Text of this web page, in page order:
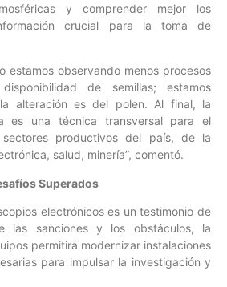
y comprender mejor los
crucial para la toma de
estamos observando menos procesos
de semillas; estamos
alteración es del polen. Al final, la
es una técnica transversal para el
productivos del país, de la
salud, minería”, comentó.
Superados
electrónicos es un testimonio de
las sanciones y los obstáculos, la
permitirá modernizar instalaciones
para impulsar la investigación y